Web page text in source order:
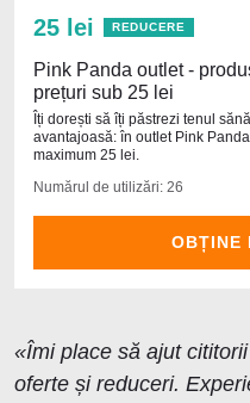
25 lei REDUCERE
Pink Panda outlet -
prețuri sub 25 lei
Îți dorești să îți păstrezi tenul
avantajoasă: în outlet Pink
maximum 25 lei.
Numărul de utilizări: 26
OBȚINE
«Îmi place să ajut
oferte și reduceri.